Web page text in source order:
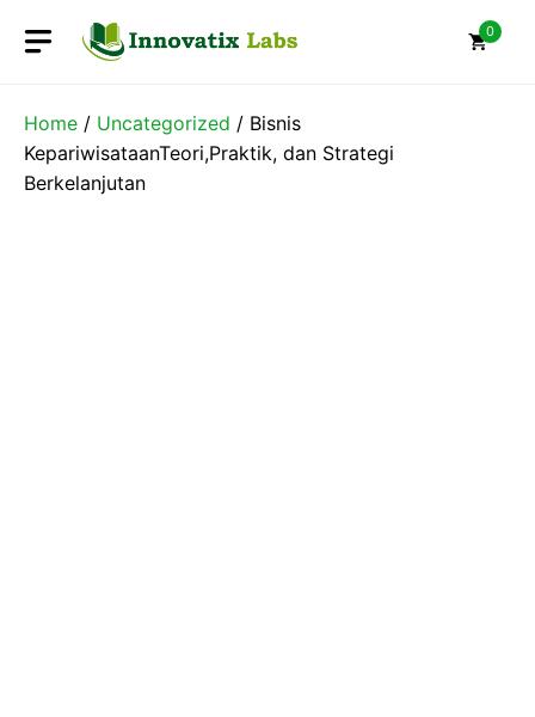
0
Home / Uncategorized / Bisnis
KepariwisataanTeori,Praktik, dan Strategi
Berkelanjutan